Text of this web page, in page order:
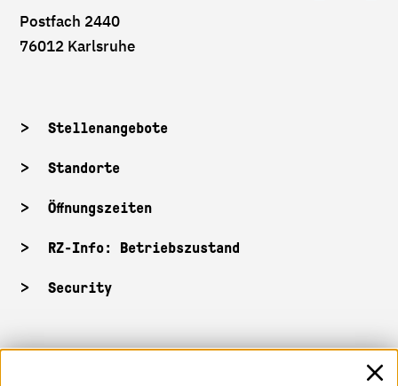
Postfach 2440
76012 Karlsruhe
Stellenangebote
Standorte
Öffnungszeiten
RZ-Info: Betriebszustand
Security
HKA-Shop